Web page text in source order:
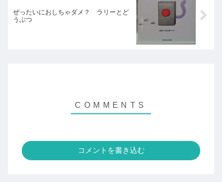
ぜったいにおしちゃダメ？ ラリーとど
うぶつ
コメントを書き込む